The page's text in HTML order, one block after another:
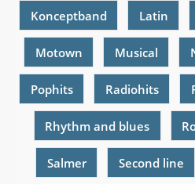
Konceptband Latin
Motown Musical
Pophits Radiohits
Rhythm and blues
Salmer Second line